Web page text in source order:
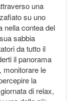
una
su uno
nella contea del
sabbia
da tutto il
il panorama
monitorare le
la
di relax,